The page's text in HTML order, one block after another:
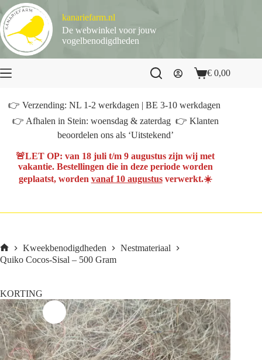
naar
de
inhoud
kanariefarm.nl
De webwinkel voor jouw
vogelbenodigdheden
Winkelwagen
€ 0,00
👉 Verzending: NL 1-2 werkdagen | BE 3-10 werkdagen
👉 Afhalen in Stein: woensdag & zaterdag 👉 Klanten
beoordelen ons als ‘Uitstekend’
🚨LET OP: van 18 juli t/m 9 augustus zijn wij met
vakantie. Bestellingen die in deze periode worden
geplaatst, worden vanaf 10 augustusverwerkt.☀️
Home
Kweekbenodigdheden
Nestmateriaal
Quiko Cocos-Sisal – 500 Gram
KORTING